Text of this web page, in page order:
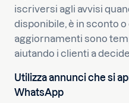
iscriversi agli avvisi
disponibile, è in sconto
aggiornamenti sono
aiutando i clienti a
Utilizza annunci che si
WhatsApp